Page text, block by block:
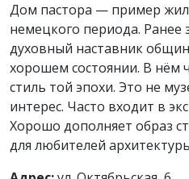
Дом пастора — пример
немецкого периода. Ранее
духовный наставник
хорошем состоянии. В нём
стиль той эпохи. Это не
интерес. Часто входит в
Хорошо дополняет образ
для любителей